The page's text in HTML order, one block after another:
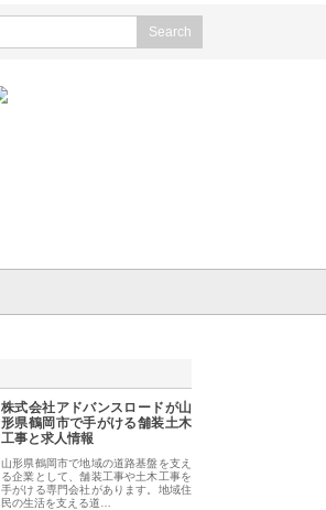
株式会社アドバンスロードが山
形県鶴岡市で手がける舗装土木
工事と求人情報
山形県鶴岡市で地域の道路基盤を支え
る企業として、舗装工事や土木工事を
手がける専門会社があります。地域住
民の生活を支える道…